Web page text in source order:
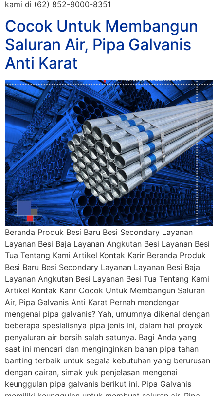
kami di (62) 852-9000-8351
Cocok Untuk Membangun
Saluran Air, Pipa Galvanis
Anti Karat
Beranda Produk Besi Baru Besi Secondary Layanan
Layanan Besi Baja Layanan Angkutan Besi Layanan Besi
Tua Tentang Kami Artikel Kontak Karir Beranda Produk
Besi Baru Besi Secondary Layanan Layanan Besi Baja
Layanan Angkutan Besi Layanan Besi Tua Tentang Kami
Artikel Kontak Karir Cocok Untuk Membangun Saluran
Air, Pipa Galvanis Anti Karat Pernah mendengar
mengenai pipa galvanis? Yah, umumnya dikenal dengan
beberapa spesialisnya pipa jenis ini, dalam hal proyek
penyaluran air bersih salah satunya. Bagi Anda yang
saat ini mencari dan menginginkan bahan pipa tahan
banting terbaik untuk segala kebutuhan yang berurusan
dengan cairan, simak yuk penjelasan mengenai
keunggulan pipa galvanis berikut ini. Pipa Galvanis